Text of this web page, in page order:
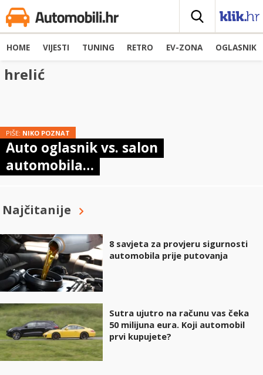
HOME VIJESTI TUNING RETRO EV-ZONA OGLASNIK
hrelić
PIŠE: NIKO POZNAT
Auto oglasnik vs. salon
automobila…
Najčitanije
8 savjeta za provjeru sigurnosti
automobila prije putovanja
Sutra ujutro na računu vas čeka
50 milijuna eura. Koji automobil
prvi kupujete?